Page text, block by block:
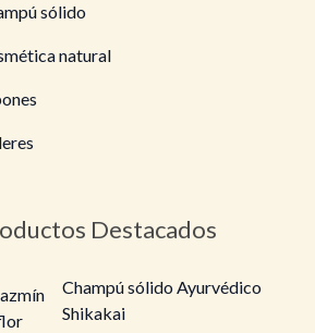
sólido
natural
Destacados
Champú sólido Ayurvédico
Shikakai